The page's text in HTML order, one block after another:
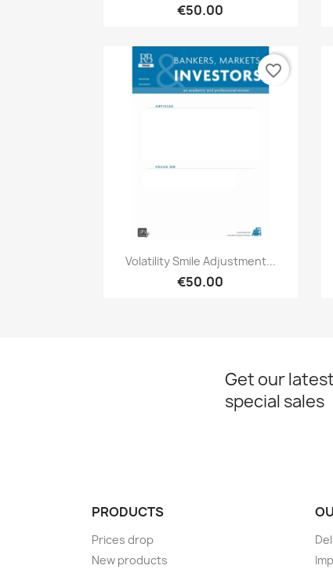
€50.00
Quick view
Volatility Smile Adjustment...
€50.00
favorite_border
Get our
special sales
PRODUCTS
Prices drop
New products